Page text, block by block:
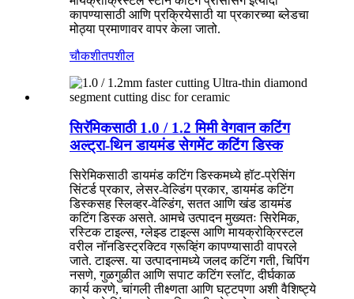
कापण्यासाठी आणि प्रक्रियेसाठी या प्रकारच्या ब्लेडचा
मोठ्या प्रमाणावर वापर केला जातो.
चौकशीतपशील
सिरॅमिकसाठी 1.0 / 1.2 मिमी वेगवान कटिंग
अल्ट्रा-थिन डायमंड सेगमेंट कटिंग डिस्क
सिरेमिकसाठी डायमंड कटिंग डिस्कमध्ये हॉट-प्रेसिंग
सिंटर्ड प्रकार, लेसर-वेल्डिंग प्रकार, डायमंड कटिंग
डिस्कसह स्लिव्हर-वेल्डिंग, सतत आणि खंड डायमंड
कटिंग डिस्क असते. आमचे उत्पादन मुख्यतः सिरेमिक,
रस्टिक टाइल्स, ग्लेझ्ड टाइल्स आणि मायक्रोक्रिस्टल
वरील नॉनडिस्ट्रक्टिव ग्रूव्हिंग कापण्यासाठी वापरले
जाते. टाइल्स. या उत्पादनामध्ये जलद कटिंग गती, चिपिंग
नसणे, गुळगुळीत आणि सपाट कटिंग स्लॉट, दीर्घकाळ
कार्य करणे, चांगली तीक्ष्णता आणि घट्टपणा अशी वैशिष्ट्ये